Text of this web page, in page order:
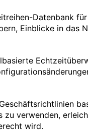
Datenbank
Einblicke in das
verwenden,
wird.